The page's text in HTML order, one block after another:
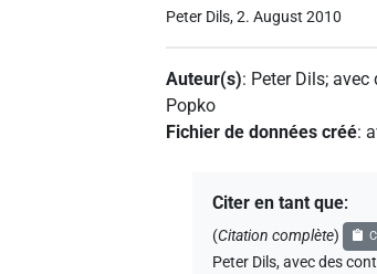
Peter Dils, 2. August 2010
Auteur(s): Peter Dils;avec
Popko
Fichier de données créé:
Citer en tant que:
(Citation complète)
Peter Dils,avec des